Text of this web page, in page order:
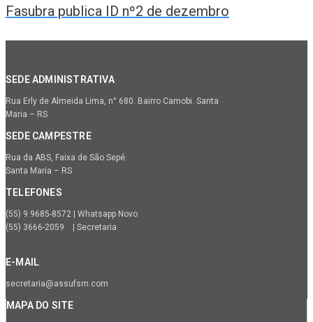
Fasubra publica ID nº2 de dezembro
SEDE ADMINISTRATIVA
Rua Erly de Almeida Lima, n° 680. Bairro Camobi. Santa
Maria – RS
SEDE CAMPESTRE
Rua da ABS, Faixa de São Sepé.
Santa Maria – RS
TELEFONES
(55) 9.9685-8572 | Whatsapp Novo
(55) 3666-2059 | Secretaria
E-MAIL
secretaria@assufsm.com
MAPA DO SITE